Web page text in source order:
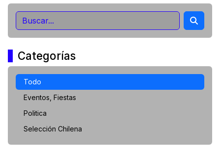
Categorías
Todo
Eventos, Fiestas
Politica
Selección Chilena